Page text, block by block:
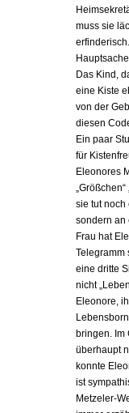
muss sie
Das Kind,
eine Kiste
von der
diesen
Ein paar
für
Eleonores
sie tut noch
sondern an
Frau hat
Telegramm
eine dritte
nicht
Eleonore,
bringen. Im
überhaupt
konnte
ist
Metzeler-